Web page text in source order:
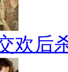
欢后